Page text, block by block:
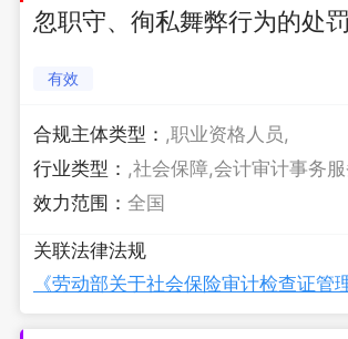
忽职守、徇私舞弊行为的处罚
有效
合规主体类型： ,职业资格人员,
行业类型： ,社会保障,会计审计事务
效力范围： 全国
关联法律法规
《劳动部关于社会保险审计检查证管